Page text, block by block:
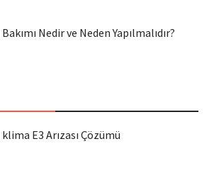
Nedir ve Neden Yapılmalıdır?
E3 Arızası Çözümü